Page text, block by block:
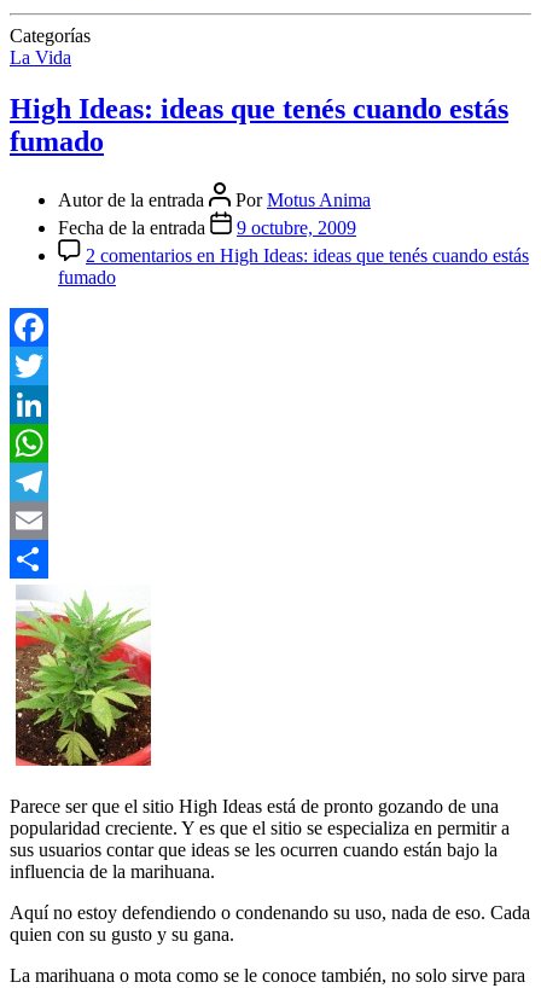
Categorías
La Vida
High Ideas: ideas que tenés cuando estás
fumado
Autor de la entrada PorMotus Anima
Fecha de la entrada
9 octubre, 2009
2 comentarios en High Ideas: ideas que tenés cuando estás
fumado
Facebook
Twitter
LinkedIn
WhatsApp
Telegram
Email
Compartir
Parece ser que el sitio High Ideas está de pronto gozando de una
popularidad creciente. Y es que el sitio se especializa en permitir a
sus usuarios contar que ideas se les ocurren cuando están bajo la
influencia de la marihuana.
Aquí no estoy defendiendo o condenando su uso, nada de eso. Cada
quien con su gusto y su gana.
La marihuana o mota como se le conoce también, no solo sirve para